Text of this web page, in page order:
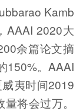
Kamb
AAAI 2020大
余篇论文摘
150%。AAAI
夷时间2019
将会过万。